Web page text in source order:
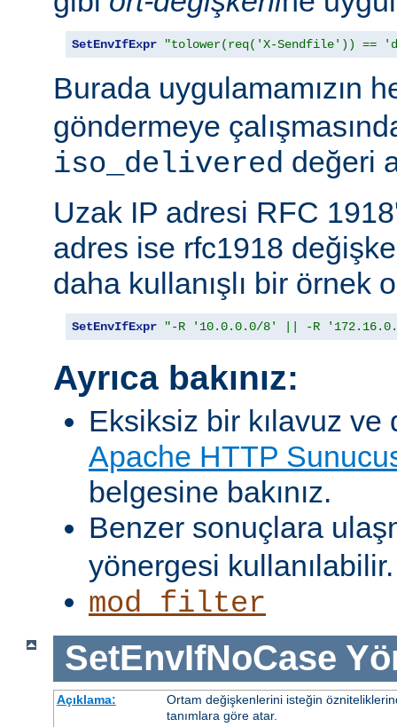
SetEnvIfExpr "tolower(req('X-Sendfile')) ==
Burada uygulamamızın
göndermeye
iso_delivered değeri
Uzak IP adresi RFC
adres ise rfc1918
daha kullanışlı bir örnek
SetEnvIfExpr "-R '10.0.0.0/8' || -R
Ayrıca bakınız:
Eksiksiz bir kılavuz
Apache HTTP
belgesine bakınız.
Benzer sonuçlara
yönergesi kullanılabilir.
mod_filter
SetEnvIfNoCase
Açıklama:
Ortam değişkenlerini isteğin
tanımlara göre atar.